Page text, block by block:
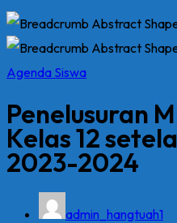
Agenda Siswa
Penelusuran
Kelas 12
2023-2024
admin_hangtuah1